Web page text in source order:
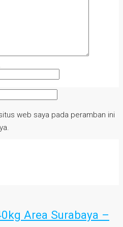
web saya pada peramban ini
Area Surabaya –